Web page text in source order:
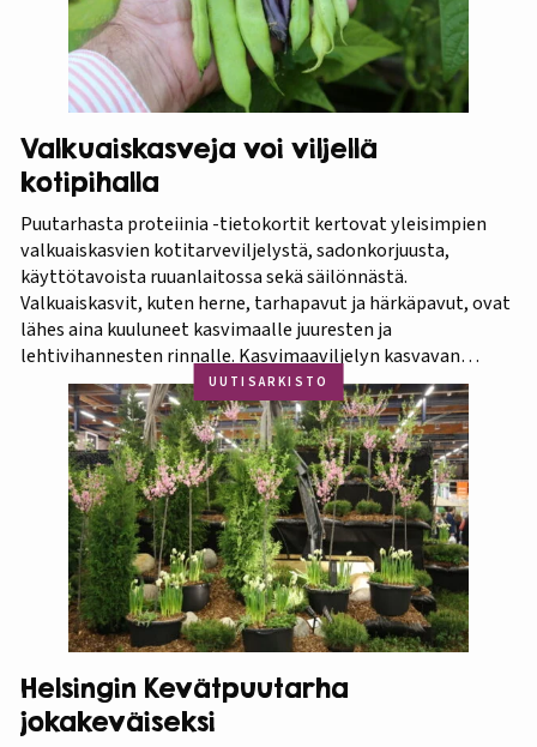
Valkuaiskasveja voi viljellä
kotipihalla
Puutarhasta proteiinia -tietokortit kertovat yleisimpien
valkuaiskasvien kotitarveviljelystä, sadonkorjuusta,
käyttötavoista ruuanlaitossa sekä säilönnästä.
Valkuaiskasvit, kuten herne, tarhapavut ja härkäpavut, ovat
lähes aina kuuluneet kasvimaalle juuresten ja
lehtivihannesten rinnalle. Kasvimaaviljelyn kasvavan
suosion myötä ravitsevien valkuaiskasvien osuutta
viljelykasveina kannattaa korostaa. Puutarhasta proteiinia -
tietokorttisarja on tarkoitettu kotipuutarhureille, jotka
ovat kiinnostuneita lisäämään kasvisproteiinien määrää
lautasellaan. Kotipuutarhassa voi viljellä monia
valkuaiskasveja,…
UUTISARKISTO
Helsingin Kevätpuutarha
jokakeväiseksi